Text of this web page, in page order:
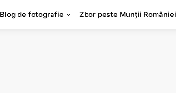
Blog de fotografie Zbor peste Munții României